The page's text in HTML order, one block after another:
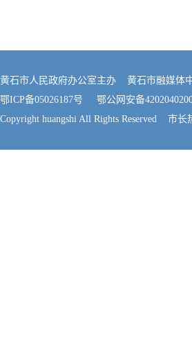
黄石市人民政府办公室主办 黄石市融媒体
鄂ICP备05026187号
鄂公网安备
Copyright huangshi All Rights Reserved 市长